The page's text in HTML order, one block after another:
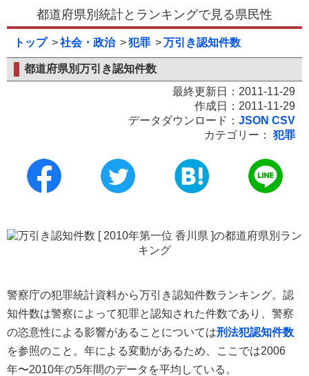
都道府県別統計とランキングで見る県民性
トップ 社会・政治 犯罪 万引き認知件数
都道府県別万引き認知件数
最終更新日：2011-11-29
作成日：2011-11-29
データダウンロード： JSON CSV
カテゴリー：
犯罪
警察庁の犯罪統計資料から万引き認知件数ランキング。認
知件数は警察によって犯罪と認知された件数であり、警察
の恣意性による影響があることについては刑法犯認知件数
を参照のこと。年による変動があるため、ここでは2006
年〜2010年の5年間のデータを平均している。